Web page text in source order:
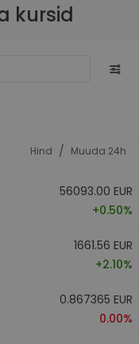
kursid
Hind / Muuda 24h
56093.00 EUR
+0.50%
1661.56 EUR
+2.10%
0.867365 EUR
0.00%